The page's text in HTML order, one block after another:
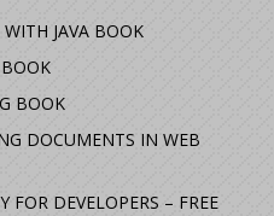
JAVA BOOK
BOOK
DOCUMENTS IN WEB
FOR DEVELOPERS – FREE